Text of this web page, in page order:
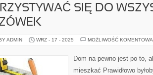
SIĘ DO
ADMIN WRZ - 17 - 2025 MOŻLIWOŚĆ
Dom na pewno jest po to,
mieszkać Prawidłowo